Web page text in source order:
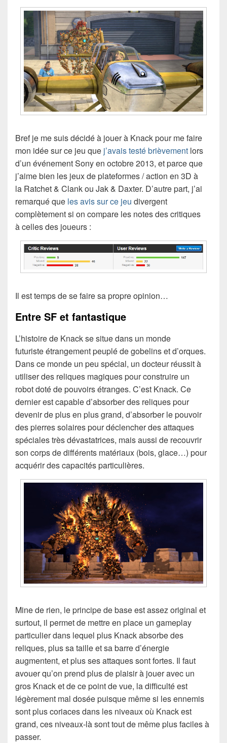
Bref je me suis décidé à jouer à Knack pour me faire
mon idée sur ce jeu que j’avais testé brièvement lors
d’un événement Sony en octobre 2013, et parce que
j’aime bien les jeux de plateformes / action en 3D à
la Ratchet & Clank ou Jak & Daxter. D’autre part, j’ai
remarqué que les avis sur ce jeu divergent
complètement si on compare les notes des critiques
à celles des joueurs :
Il est temps de se faire sa propre opinion…
Entre SF et fantastique
L’histoire de Knack se situe dans un monde
futuriste étrangement peuplé de gobelins et d’orques.
Dans ce monde un peu spécial, un docteur réussit à
utiliser des reliques magiques pour construire un
robot doté de pouvoirs étranges. C’est Knack. Ce
dernier est capable d’absorber des reliques pour
devenir de plus en plus grand, d’absorber le pouvoir
des pierres solaires pour déclencher des attaques
spéciales très dévastatrices, mais aussi de recouvrir
son corps de différents matériaux (bois, glace…) pour
acquérir des capacités particulières.
Mine de rien, le principe de base est assez original et
surtout, il permet de mettre en place un gameplay
particulier dans lequel plus Knack absorbe des
reliques, plus sa taille et sa barre d’énergie
augmentent, et plus ses attaques sont fortes. Il faut
avouer qu’on prend plus de plaisir à jouer avec un
gros Knack et de ce point de vue, la difficulté est
légèrement mal dosée puisque même si les ennemis
sont plus coriaces dans les niveaux où Knack est
grand, ces niveaux-là sont tout de même plus faciles à
passer.